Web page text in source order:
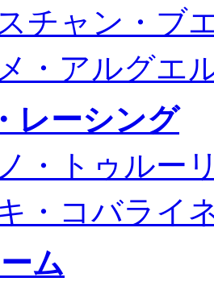
チャン・ブ
・アルグエ
レーシング
・トゥルー
・コバライ
ム